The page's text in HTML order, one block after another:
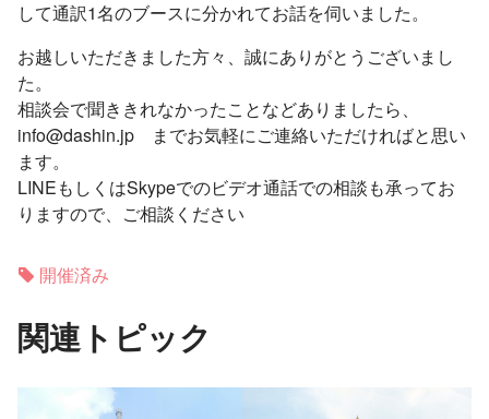
して通訳1名のブースに分かれてお話を伺いました。
お越しいただきました方々、誠にありがとうございまし
た。
相談会で聞ききれなかったことなどありましたら、
info@dashin.jp までお気軽にご連絡いただければと思い
ます。
LINEもしくはSkypeでのビデオ通話での相談も承ってお
りますので、ご相談ください
開催済み
関連トピック